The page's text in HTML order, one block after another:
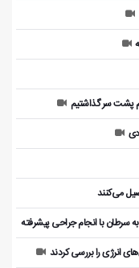
پشت سر گذاشتیم
سرطان با انجام جراحی پیشرفته
انرژی را بررسی کردند